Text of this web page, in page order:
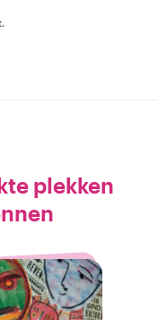
plekken